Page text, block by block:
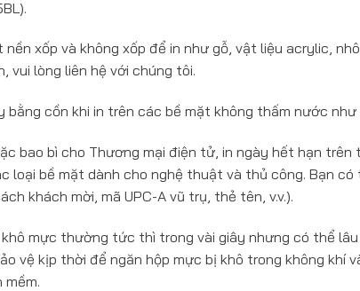
xốp và không xốp để in như gỗ, vật liệu acrylic,
vui lòng liên hệ với chúng tôi.
cồn khi in trên các bề mặt không thấm nước
bao bì cho Thương mại điện tử, in ngày hết hạn trên
bề mặt dành cho nghệ thuật và thủ công. Bạn có
khách mời, mã UPC-A vũ trụ, thẻ tên, v.v.).
khô mực thường tức thì trong vài giây nhưng có thể
vệ kịp thời để ngăn hộp mực bị khô trong không khí